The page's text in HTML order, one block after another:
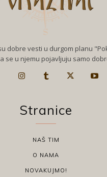
dobre vesti u durgom planu
se u njemu pojavljuju samo
Stranice
NAŠ TIM
O NAMA
NOVAKUJMO!